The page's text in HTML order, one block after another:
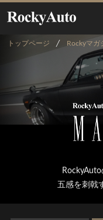
トップページ Rockyマガ
五感を刺戟